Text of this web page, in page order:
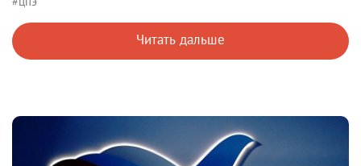
Читать дальше